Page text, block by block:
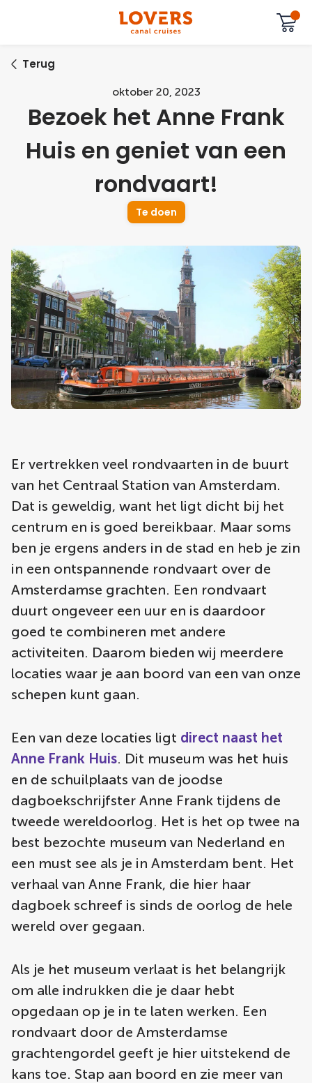
Terug
oktober 20, 2023
Bezoek het Anne Frank
Huis en geniet van een
rondvaart!
Te doen
Er vertrekken veel rondvaarten in de buurt
van het Centraal Station van Amsterdam.
Dat is geweldig, want het ligt dicht bij het
centrum en is goed bereikbaar. Maar soms
ben je ergens anders in de stad en heb je zin
in een ontspannende rondvaart over de
Amsterdamse grachten. Een rondvaart
duurt ongeveer een uur en is daardoor
goed te combineren met andere
activiteiten. Daarom bieden wij meerdere
locaties waar je aan boord van een van onze
schepen kunt gaan.
Een van deze locaties ligt direct naast het
Anne Frank Huis. Dit museum was het huis
en de schuilplaats van de joodse
dagboekschrijfster Anne Frank tijdens de
tweede wereldoorlog. Het is het op twee na
best bezochte museum van Nederland en
een must see als je in Amsterdam bent. Het
verhaal van Anne Frank, die hier haar
dagboek schreef is sinds de oorlog de hele
wereld over gegaan.
Als je het museum verlaat is het belangrijk
om alle indrukken die je daar hebt
opgedaan op je in te laten werken. Een
rondvaart door de Amsterdamse
grachtengordel geeft je hier uitstekend de
kans toe. Stap aan boord en zie meer van